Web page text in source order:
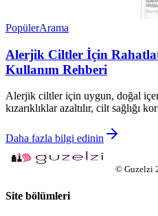
PopülerArama
Alerjik Ciltler İçin
Kullanım Rehberi
Alerjik ciltler için uygun, doğal
kızarıklıklar azaltılır, cilt sağlığı
Daha fazla bilgi edinin
© Guzelzi
Site bölümleri